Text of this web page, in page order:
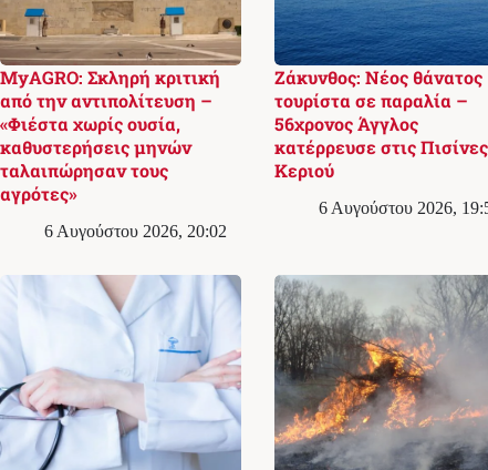
MyAGRO: Σκληρή κριτική
από την αντιπολίτευση –
«Φιέστα χωρίς ουσία,
καθυστερήσεις μηνών
ταλαιπώρησαν τους
αγρότες»
6 Αυγούστου 2026, 20:02
Ζάκυνθος: Νέος θάνατος
τουρίστα σε παραλία –
56χρονος Άγγλος
κατέρρευσε στις Πισίνες
Κεριού
6 Αυγούστου 2026,